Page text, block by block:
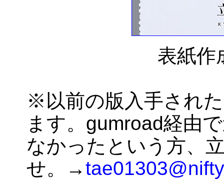
表紙作
※以前の版入手され
ます。gumroad経由
なかったという方、
せ。→